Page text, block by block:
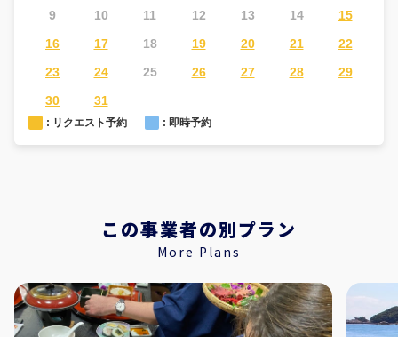
9
10 11 12 13 14
15
16
17 18 19 20 21
22
23
24 25 26 27 28
29
30
31
: リクエスト予約 : 即時予約
この事業者の別プラン
More Plans